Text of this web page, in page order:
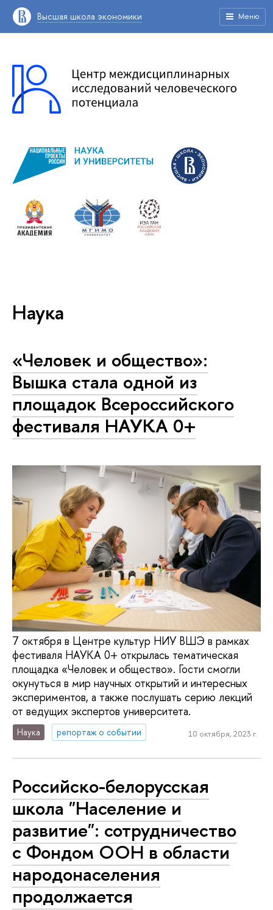
Высшая школа экономики Меню
Наука
«Человек и общество»:
Вышка стала одной из
площадок Всероссийского
фестиваля НАУКА 0+
7 октября в Центре культур НИУ ВШЭ в рамках
фестиваля НАУКА 0+ открылась тематическая
площадка «Человек и общество». Гости смогли
окунуться в мир научных открытий и интересных
экспериментов, а также послушать серию лекций
от ведущих экспертов университета.
Наука репортаж о событии 10 октября, 2023 г.
Российско-белорусская
школа "Население и
развитие": сотрудничество
с Фондом ООН в области
народонаселения
продолжается